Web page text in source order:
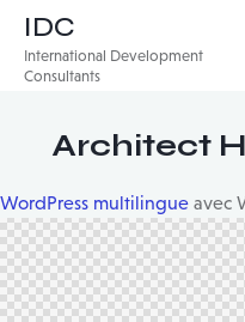
IDC
International Development
Consultants
Architect
WordPress multilingue avec